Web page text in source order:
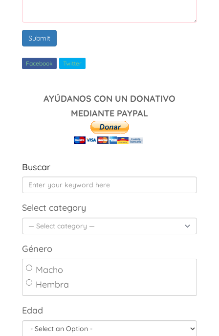
Submit
Facebook Twitter
AYÚDANOS CON UN DONATIVO
MEDIANTE PAYPAL
Buscar
Select category
Género
Macho
Hembra
Edad